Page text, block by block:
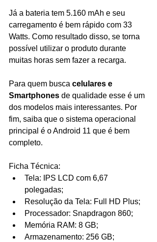
Já a bateria tem 5.160 mAh e seu
carregamento é bem rápido com 33
Watts. Como resultado disso, se torna
possível utilizar o produto durante
muitas horas sem fazer a recarga.
Para quem busca celulares e
Smartphones de qualidade esse é um
dos modelos mais interessantes. Por
fim, saiba que o sistema operacional
principal é o Android 11 que é bem
completo.
Ficha Técnica:
Tela: IPS LCD com 6,67
polegadas;
Resolução da Tela: Full HD Plus;
Processador: Snapdragon 860;
Memória RAM: 8 GB;
Armazenamento: 256 GB;